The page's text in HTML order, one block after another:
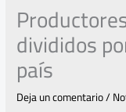
divididos
país
Deja un comentario/